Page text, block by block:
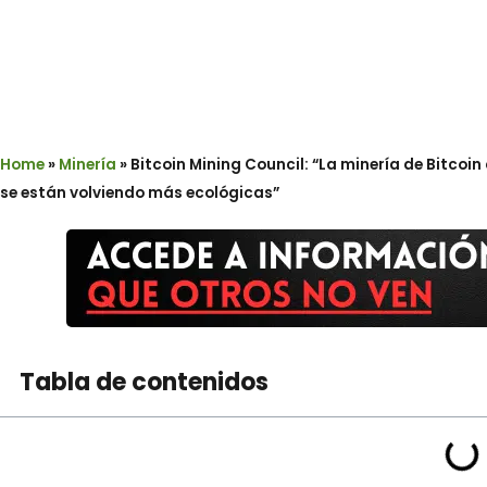
Home» Minería » Bitcoin Mining Council: “La minería de
se están volviendo más ecológicas”
Tabla de contenidos